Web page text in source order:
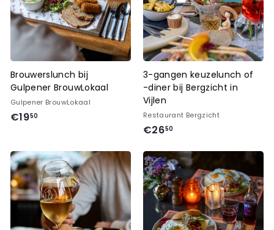
Brouwerslunch bij
Gulpener BrouwLokaal
Gulpener BrouwLokaal
€1950
,
5
0
3-gangen keuzelunch of
-diner bij Bergzicht in
Vijlen
Restaurant Bergzicht
€2650
6
,
5
0